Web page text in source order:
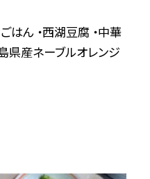
ごはん ・西湖豆腐 ・中華
県産ネーブルオレンジ